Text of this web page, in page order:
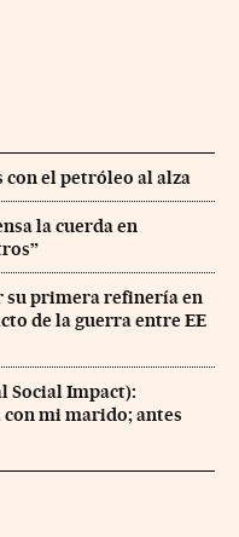
con el petróleo al alza
la cuerda en
primera refinería en
de la guerra entre EE
Social Impact):
mi marido; antes